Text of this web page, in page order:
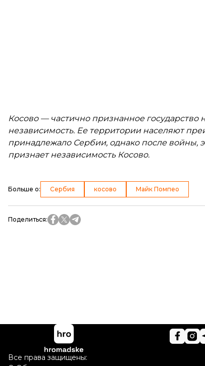
Косово — частично признанное государство
независимость. Ее территории населяют
принадлежало Сербии, однако после
признает независимость Косово.
Больше о: Сербия косово Майк Помпео
Поделиться:
Все права защищены: